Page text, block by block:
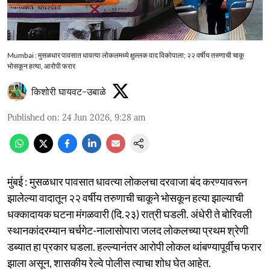
Mumbai : मुसळधार पावसात धावत्या लोकलमध्ये क्षुल्लक वाद विकोपाला; २२ वर्षीय तरुणाची चाकू
भोसकून हत्या, आरोपी फरार
किशोरी घायवट-उबाळे
Published on: 24 Jun 2026, 9:28 am
मुंबई : मुसळधार पावसात धावत्या लोकलचा दरवाजा बंद करण्यावरून
झालेल्या वादातून २२ वर्षीय तरुणाची चाकूने भोसकून हत्या झाल्याची
धक्कादायक घटना मंगळवारी (दि.२३) रात्री घडली. अंधेरी ते बोरिवली
स्थानकांदरम्यान चर्चगेट-नालासोपारा जलद लोकलच्या प्रथम श्रेणी
डब्यात हा प्रकार घडला. हल्ल्यानंतर आरोपी लोकल थांबण्यापूर्वीच फरार
झाला असून, शासकीय रेल्वे पोलीस त्याचा शोध घेत आहेत.